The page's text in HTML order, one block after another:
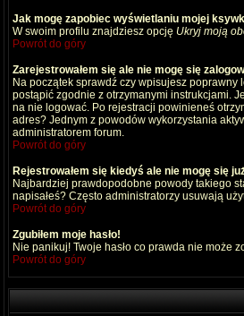
Jak mogę zapobiec wyświetlaniu mojej
W swoim profilu znajdziesz opcję Ukryj moją
Powrót do góry
Zarejestrowałem się ale nie mogę się
Na początek sprawdź czy wpisujesz poprawny
postąpić zgodnie z otrzymanymi instrukcjami.
na nie logować. Po rejestracji powinieneś
adres? Jednym z powodów wykorzystania
administratorem forum.
Powrót do góry
Rejestrowałem się kiedyś ale nie mogę się
Najbardziej prawdopodobne powody takiego
napisałeś? Często administratorzy usuwają
Powrót do góry
Zgubiłem moje hasło!
Nie panikuj! Twoje hasło co prawda nie może
Powrót do góry